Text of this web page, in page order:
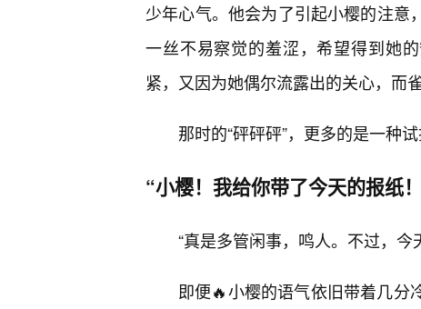
少年心气。他会为了引起小樱的注意
一丝不易察觉的羞涩，希望得到她
紧，又因为她偶尔流露出的关心，而
那时的“砰砰砰”，更多的是一种
“小樱！我给你带了今天的报纸
“真是多管闲事，鸣人。不过，
即便🔥小樱的语气依旧带着几分